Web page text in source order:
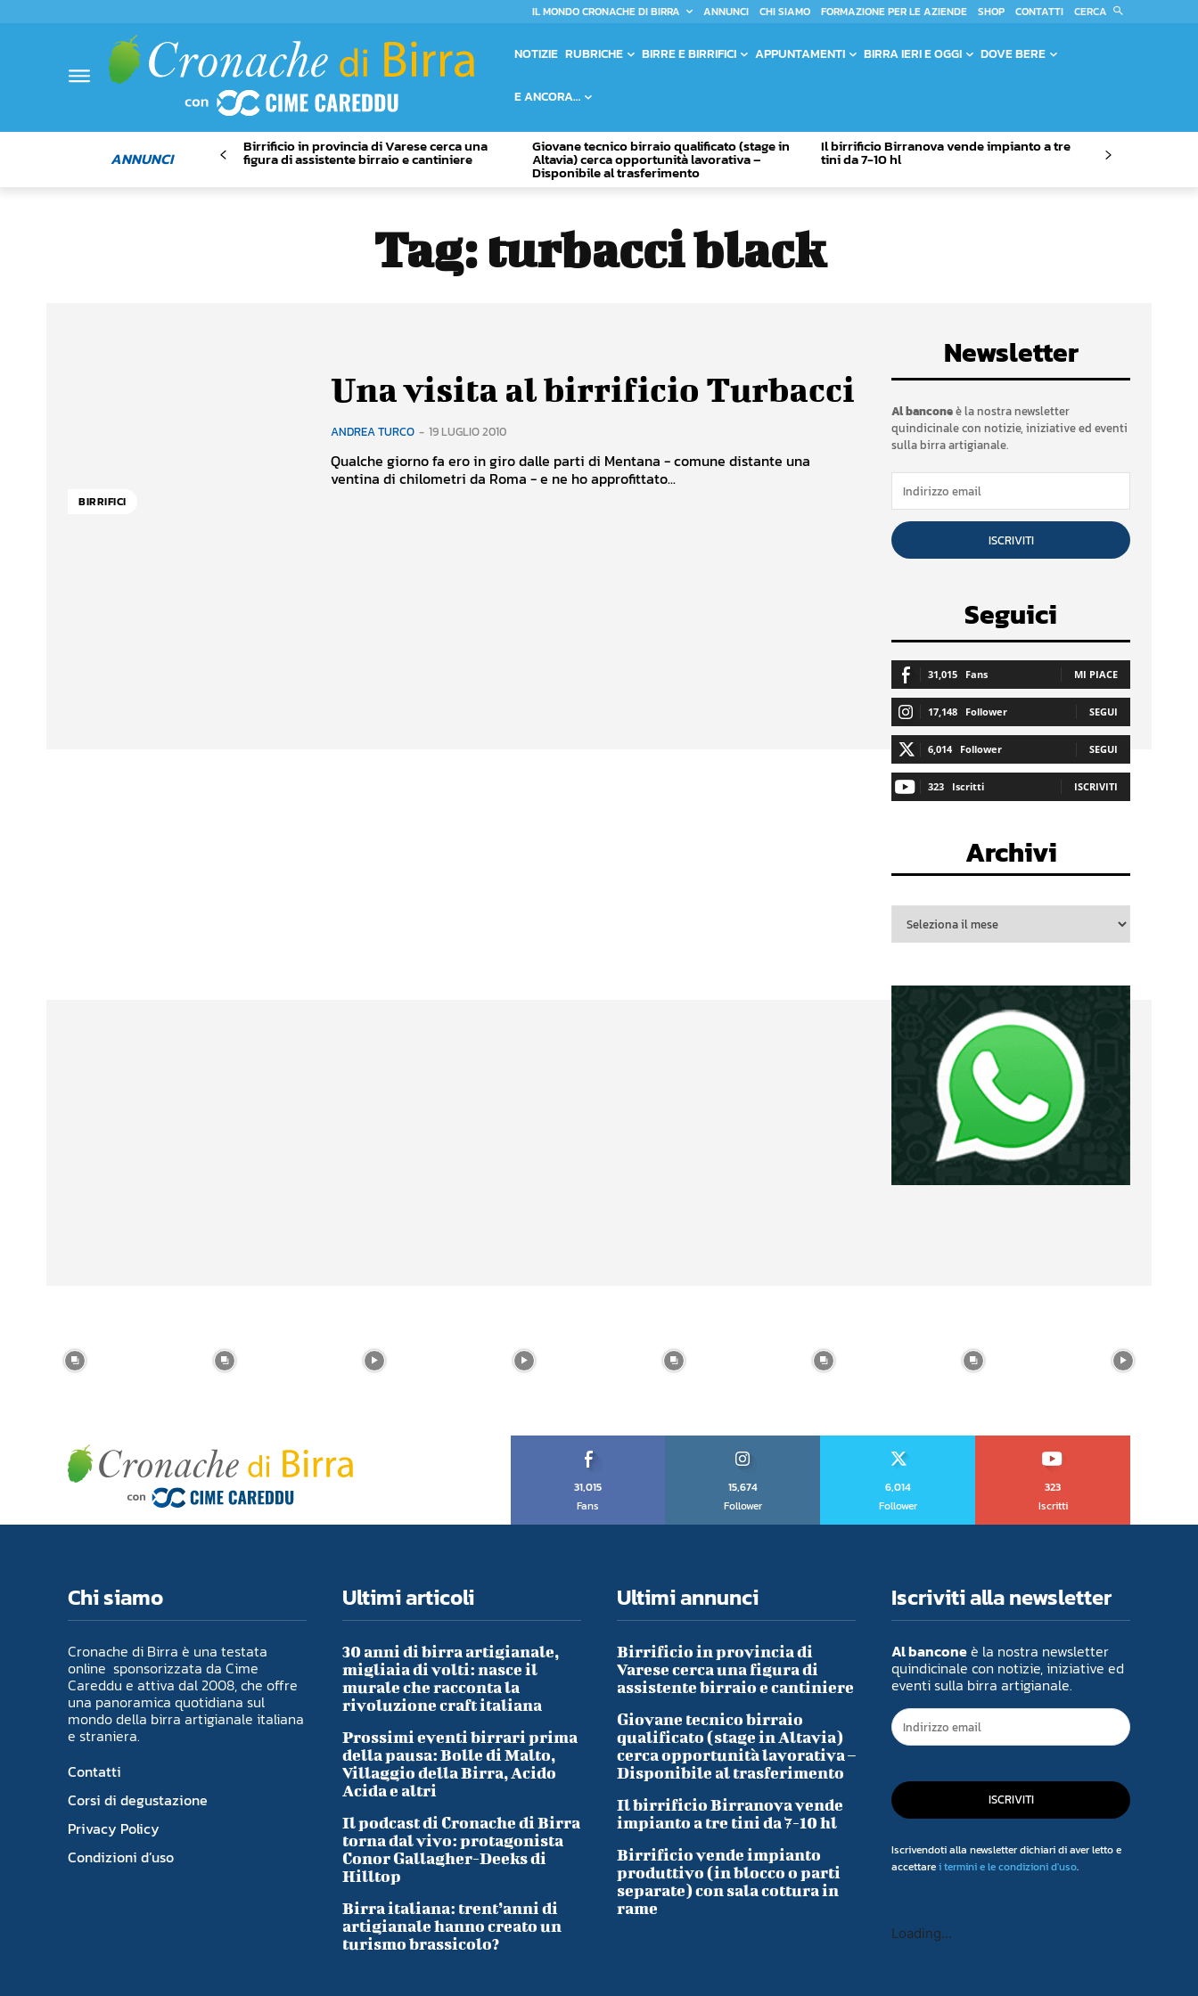
IL MONDO CRONACHE DI BIRRA ANNUNCI CHI SIAMO FORMAZIONE PER LE AZIENDE SHOP CONTATTI CERCA
NOTIZIE RUBRICHE BIRRE E BIRRIFICI APPUNTAMENTI BIRRA IERI E OGGI DOVE BERE
E ANCORA…
ANNUNCI
Birrificio in provincia di Varese cerca una
figura di assistente birraio e cantiniere
Giovane tecnico birraio qualificato (stage in
Altavia) cerca opportunità lavorativa –
Disponibile al trasferimento
Il birrificio Birranova vende impianto a tre
tini da 7-10 hl
Tag: turbacci black
BIRRIFICI
Una visita al birrificio Turbacci
ANDREA TURCO - 19 LUGLIO 2010
Qualche giorno fa ero in giro dalle parti di Mentana - comune distante una
ventina di chilometri da Roma - e ne ho approfittato...
Newsletter
Al banconeè la nostra newsletter
quindicinale con notizie, iniziative ed eventi
sulla birra artigianale.
ISCRIVITI
Seguici
31,015 Fans MI PIACE
17,148 Follower SEGUI
6,014 Follower SEGUI
323 Iscritti ISCRIVITI
Archivi
31,015
Fans
15,674
Follower
6,014
Follower
323
Iscritti
Chi siamo
Cronache di Birra è una testata
online sponsorizzata da Cime
Careddu e attiva dal 2008, che offre
una panoramica quotidiana sul
mondo della birra artigianale italiana
e straniera.
Contatti
Corsi di degustazione
Privacy Policy
Condizioni d’uso
Ultimi articoli
30 anni di birra artigianale,
migliaia di volti: nasce il
murale che racconta la
rivoluzione craft italiana
Prossimi eventi birrari prima
della pausa: Bolle di Malto,
Villaggio della Birra, Acido
Acida e altri
Il podcast di Cronache di Birra
torna dal vivo: protagonista
Conor Gallagher-Deeks di
Hilltop
Birra italiana: trent’anni di
artigianale hanno creato un
turismo brassicolo?
Ultimi annunci
Birrificio in provincia di
Varese cerca una figura di
assistente birraio e cantiniere
Giovane tecnico birraio
qualificato (stage in Altavia)
cerca opportunità lavorativa –
Disponibile al trasferimento
Il birrificio Birranova vende
impianto a tre tini da 7-10 hl
Birrificio vende impianto
produttivo (in blocco o parti
separate) con sala cottura in
rame
Iscriviti alla newsletter
Al banconeè la nostra newsletter
quindicinale con notizie, iniziative ed
eventi sulla birra artigianale.
ISCRIVITI
Iscrivendoti alla newsletter dichiari di aver letto e
accettarei termini e le condizioni d'uso.
Loading...